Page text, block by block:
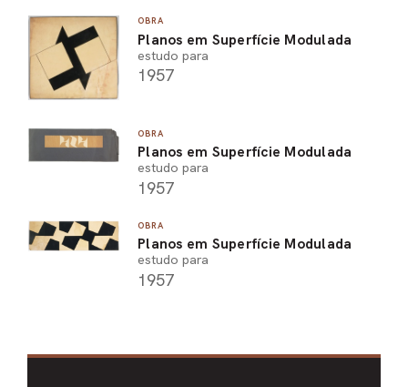
OBRA
Planos em Superfície Modulada
estudo para
1957
OBRA
Planos em Superfície Modulada
estudo para
1957
OBRA
Planos em Superfície Modulada
estudo para
1957